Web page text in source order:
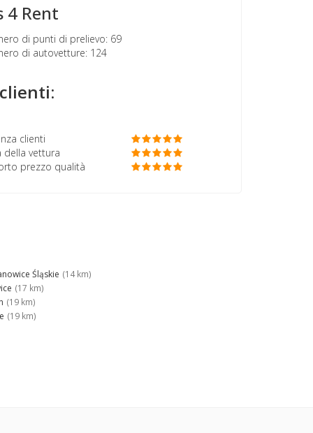
4 Rent
di punti di prelievo: 69
di autovetture: 124
clienti
della vettura
prezzo qualità
Śląskie (14 km)
(17 km)
(19 km)
(19 km)